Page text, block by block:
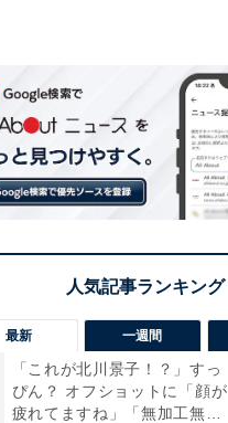
最新 一週間
「これが北川景子！？」すっ
ぴん？ オフショットに「顔が
疲れてますね」「無加工無